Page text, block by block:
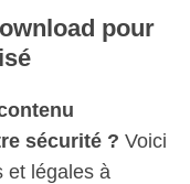
pour
sécurité ? Voici
et légales à